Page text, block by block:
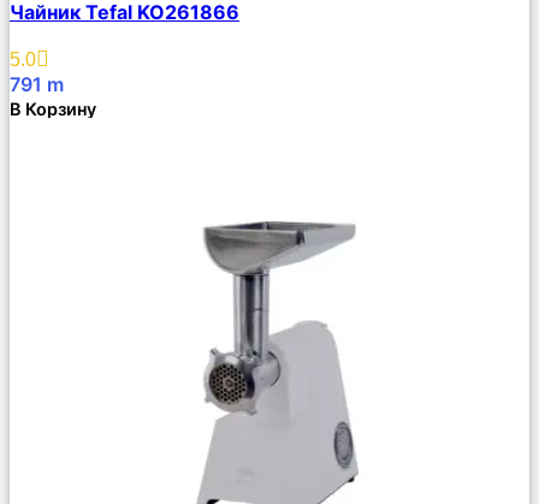
Описание
Избранное
Чайник Tefal KO261866
5.0
791 m
В Корзину